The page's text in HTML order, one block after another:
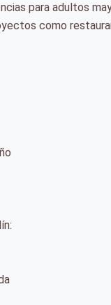
para adultos
como